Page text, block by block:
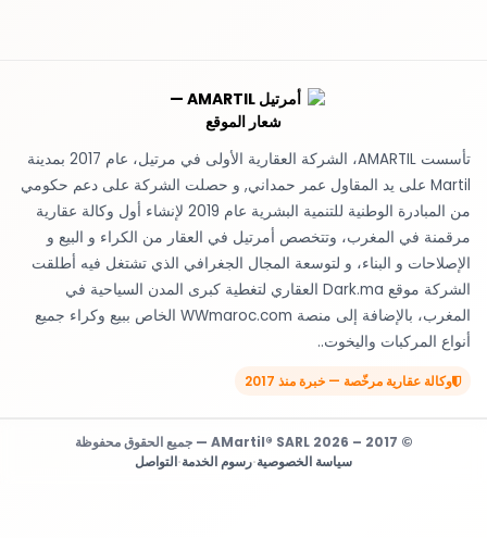
تأسست AMARTIL، الشركة العقارية الأولى في مرتيل، عام 2017 بمدينة
Martil على يد المقاول عمر حمداني, و حصلت الشركة على دعم حكومي
من المبادرة الوطنية للتنمية البشرية عام 2019 لإنشاء أول وكالة عقارية
مرقمنة في المغرب، وتتخصص أمرتيل في العقار من الكراء و البيع و
الإصلاحات و البناء، و لتوسعة المجال الجغرافي الذي تشتغل فيه أطلقت
الشركة موقع Dark.ma العقاري لتغطية كبرى المدن السياحية في
المغرب، بالإضافة إلى منصة WWmaroc.com الخاص ببيع وكراء جميع
أنواع المركبات واليخوت..
وكالة عقارية مرخّصة — خبرة منذ 2017
© 2017 – 2026 AMartil® SARL — جميع الحقوق محفوظة
سياسة الخصوصية·رسوم الخدمة·التواصل